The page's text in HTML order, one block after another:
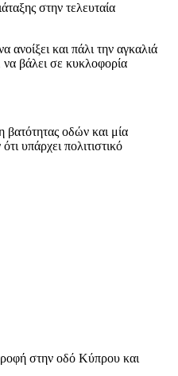
στην τελευταία
και πάλι την αγκαλιά
να βάλει σε κυκλοφορία
οδών και μία
υπάρχει πολιτιστικό
στην οδό Κύπρου και